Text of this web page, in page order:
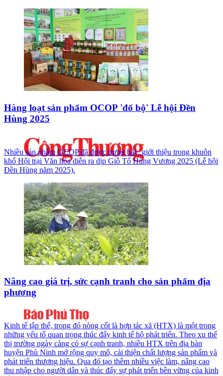
Hàng loạt sản phẩm OCOP 'đổ bộ' Lễ hội Đền
Hùng 2025
Nhiều sản phẩm OCOP đã được trưng bày, giới thiệu trong khuôn
khổ Hội trại Văn hóa diễn ra dịp Giỗ Tổ Hùng Vương 2025 (Lễ hội
Đền Hùng năm 2025).
Nâng cao giá trị, sức cạnh tranh cho sản phẩm địa
phương
Kinh tế tập thể, trong đó nòng cốt là hợp tác xã (HTX) là một trong
những yếu tố quan trọng thúc đẩy kinh tế hộ phát triển. Theo xu thế
thị trường ngày càng có sự cạnh tranh, nhiều HTX trên địa bàn
huyện Phù Ninh mở rộng quy mô, cải thiện chất lượng sản phẩm và
phát triển thương hiệu. Qua đó tạo thêm nhiều việc làm, nâng cao
thu nhập cho người dân và thúc đẩy sự phát triển bền vững của kinh